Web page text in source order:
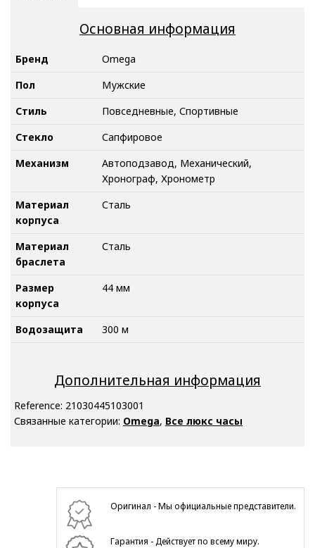
Основная информация
Бренд
Omega
Пол
Мужские
Стиль
Повседневные, Спортивные
Стекло
Сапфировое
Механизм
Автоподзавод, Механический,
Хронограф, Хронометр
Материал
корпуса
Сталь
Материал
браслета
Сталь
Размер
корпуса
44 мм
Водозащита 300 м
Дополнительная информация
Reference: 21030445103001
Связанные категории: Omega, Все люкс часы
Оригинал - Мы официальные представители.
Гарантия - Действует по всему миру.